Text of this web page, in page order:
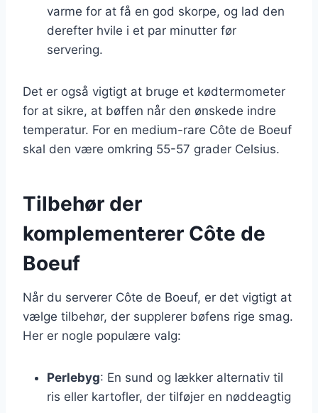
varme for at få en god skorpe, og lad den
derefter hvile i et par minutter før
servering.
Det er også vigtigt at bruge et kødtermometer
for at sikre, at bøffen når den ønskede indre
temperatur. For en medium-rare Côte de Boeuf
skal den være omkring 55-57 grader Celsius.
Tilbehør der
komplementerer Côte de
Boeuf
Når du serverer Côte de Boeuf, er det vigtigt at
vælge tilbehør, der supplerer bøfens rige smag.
Her er nogle populære valg:
Perlebyg: En sund og lækker alternativ til
ris eller kartofler, der tilføjer en nøddeagtig